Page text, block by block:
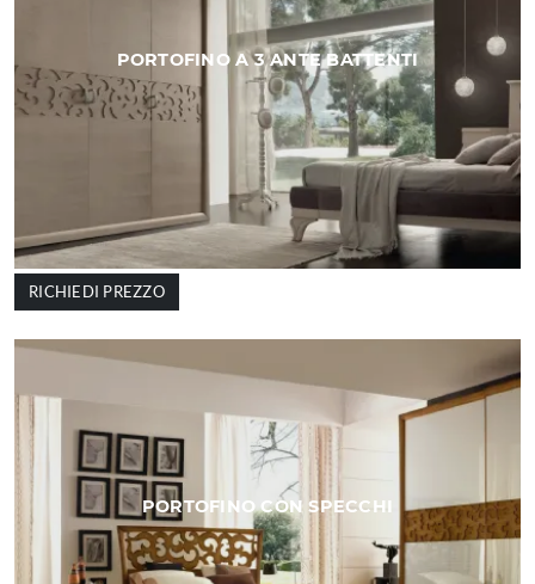
PORTOFINO A 3 ANTE BATTENTI
RICHIEDI PREZZO
PORTOFINO CON SPECCHI